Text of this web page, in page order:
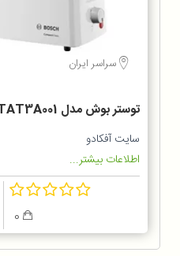
سراسر ایران
توستر بوش مدل TAT3A001
سایت آفکادو
اطلاعات بیشتر...